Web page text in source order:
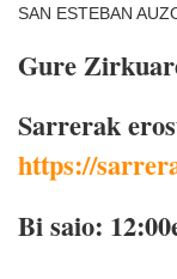
SAN ESTEBAN
Gure
Sarrerak
https://
Bi saio: